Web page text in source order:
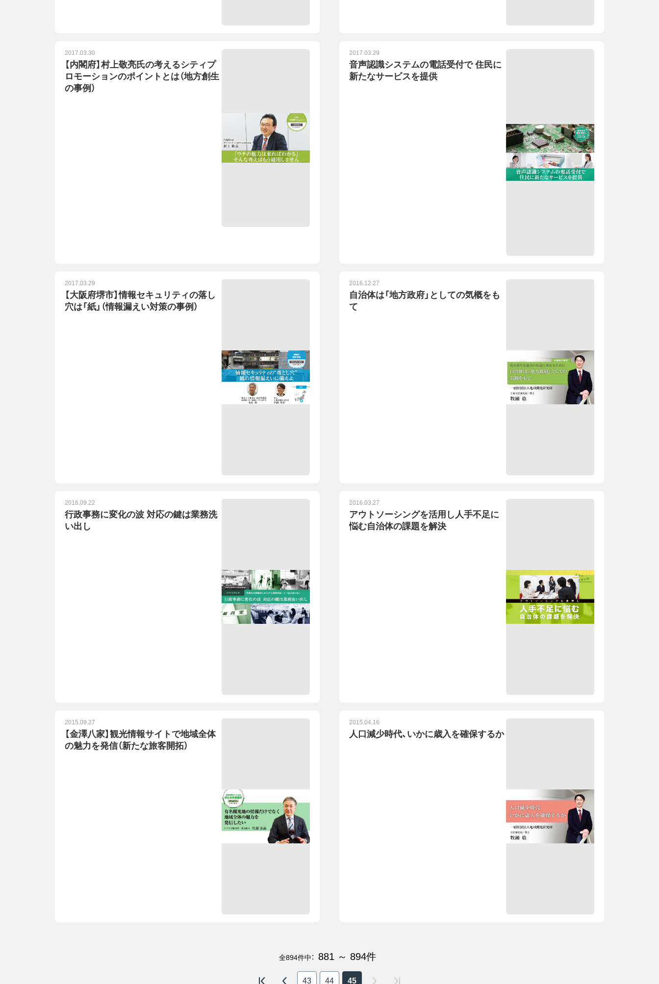
2017.03.30
【内閣府】村上敬亮氏の考えるシティプ
ロモーションのポイントとは（地方創生
の事例）
2017.03.29
音声認識システムの電話受付で 住民に
新たなサービスを提供
2017.03.29
【大阪府堺市】情報セキュリティの落し
穴は「紙」（情報漏えい対策の事例）
2016.12.27
自治体は「地方政府」としての気概をも
て
2016.09.22
行政事務に変化の波 対応の鍵は業務洗
い出し
2016.03.27
アウトソーシングを活用し人手不足に
悩む自治体の課題を解決
2015.09.27
【金澤八家】観光情報サイトで地域全体
の魅力を発信（新たな旅客開拓）
2015.04.16
人口減少時代、いかに歳入を確保するか
全894件中： 881 ～ 894件
43 44 45